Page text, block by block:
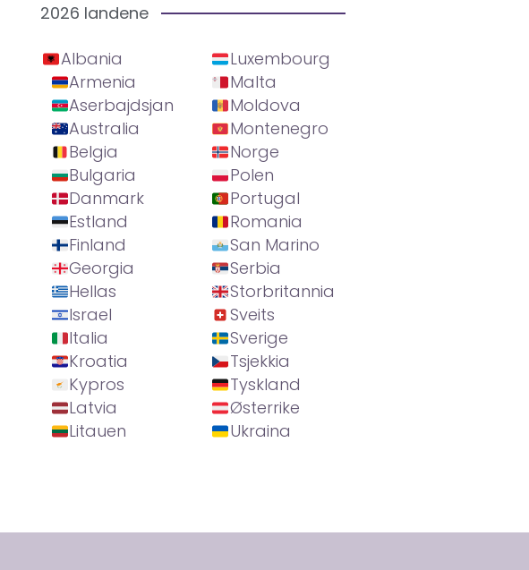
2026 landene
Albania
Armenia
Aserbajdsjan
Australia
Belgia
Bulgaria
Danmark
Estland
Finland
Georgia
Hellas
Israel
Italia
Kroatia
Kypros
Latvia
Litauen
Luxembourg
Malta
Moldova
Montenegro
Norge
Polen
Portugal
Romania
San Marino
Serbia
Storbritannia
Sveits
Sverige
Tsjekkia
Tyskland
Østerrike
Ukraina